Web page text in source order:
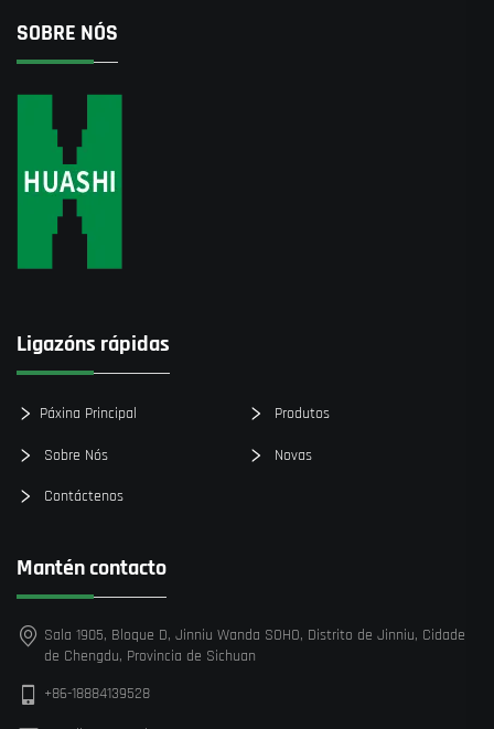
SOBRE NÓS
Ligazóns rápidas
Páxina Principal Produtos
Sobre Nós Novas
Contáctenos
Mantén contacto
Sala 1905, Bloque D, Jinniu Wanda SOHO, Distrito de Jinniu, Cidade
de Chengdu, Provincia de Sichuan
+86-18884139528